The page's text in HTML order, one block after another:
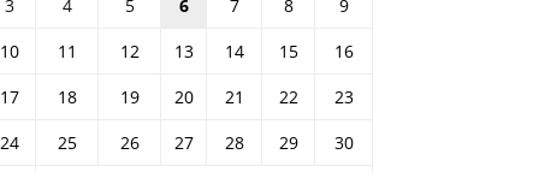
3 4 5 6 7 8
9
10
11 12 13 14 15
16
17
18 19 20 21 22
23
24
25 26 27 28 29
30